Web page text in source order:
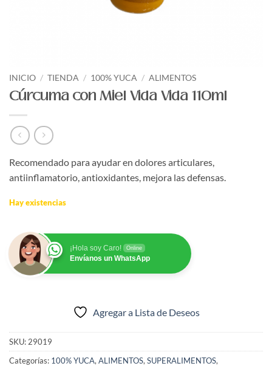
INICIO / TIENDA / 100% YUCA / ALIMENTOS
Cúrcuma con Miel Vida Vida 110ml
Recomendado para ayudar en dolores articulares,
antiinflamatorio, antioxidantes, mejora las defensas.
Hay existencias
¡Hola soy Caro! Online
Envíanos un WhatsApp
Agregar a Lista de Deseos
SKU: 29019
Categorías: 100% YUCA, ALIMENTOS, SUPERALIMENTOS,